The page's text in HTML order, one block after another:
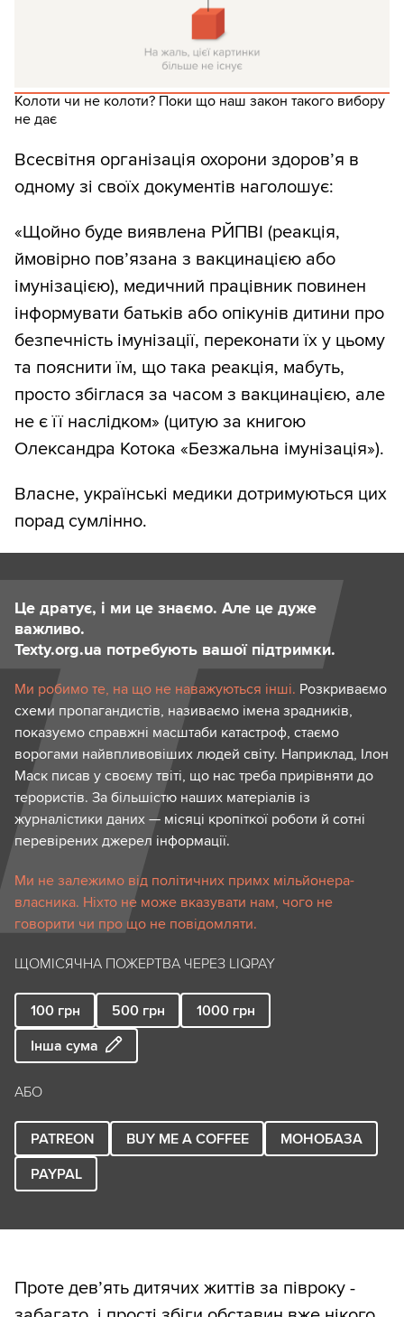
Колоти чи не колоти? Поки що наш закон такого вибору
не дає
Всесвітня організація охорони здоров’я в
одному зі своїх документів наголошує:
«Щойно буде виявлена РЙПВІ (реакція,
ймовірно пов’язана з вакцинацією або
імунізацією), медичний працівник повинен
інформувати батьків або опікунів дитини про
безпечність імунізації, переконати їх у цьому
та пояснити їм, що така реакція, мабуть,
просто збіглася за часом з вакцинацією, але
не є її наслідком» (цитую за книгою
Олександра Котока «Безжальна імунізація»).
Власне, українські медики дотримуються цих
порад сумлінно.
Це дратує, і ми це знаємо. Але це дуже
важливо.
Texty.org.ua потребують вашої підтримки.
Ми робимо те, на що не наважуються інші. Розкриваємо
схеми пропагандистів, називаємо імена зрадників,
показуємо справжні масштаби катастроф, стаємо
ворогами найвпливовіших людей світу. Наприклад, Ілон
Маск писав у своєму твіті, що нас треба прирівняти до
терористів. За більшістю наших матеріалів із
журналістики даних — місяці кропіткої роботи й сотні
перевірених джерел інформації.
Ми не залежимо від політичних примх мільйонера-
власника. Ніхто не може вказувати нам, чого не
говорити чи про що не повідомляти.
ЩОМІСЯЧНА ПОЖЕРТВА ЧЕРЕЗ LIQPAY
100 грн 500 грн 1000 грн
Інша сума
АБО
PATREON BUY ME A COFFEE
МОНОБАЗА
PAYPAL
Проте дев’ять дитячих життів за півроку -